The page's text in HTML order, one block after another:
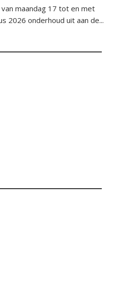
maandag 17 tot en met
2026 onderhoud uit aan de...